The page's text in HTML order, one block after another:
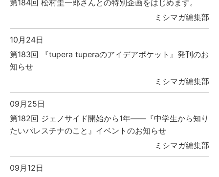
第184回 松村圭一郎さんとの特別企画をはじめます。
ミシマガ編集部
10月24日
第183回 『tupera tuperaのアイデアポケット』発刊のお
知らせ
ミシマガ編集部
09月25日
第182回 ジェノサイド開始から1年――『中学生から知り
たいパレスチナのこと』イベントのお知らせ
ミシマガ編集部
09月12日